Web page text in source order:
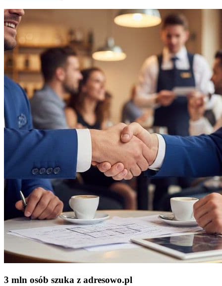
3 mln osób szuka z adresowo.pl